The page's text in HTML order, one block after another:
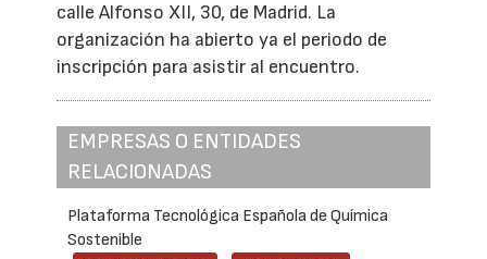
calle Alfonso XII, 30, de Madrid. La
organización ha abierto ya el periodo de
inscripción para asistir al encuentro.
EMPRESAS O ENTIDADES
RELACIONADAS
Plataforma Tecnológica Española de Química
Sostenible